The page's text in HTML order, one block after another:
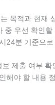
목적과 현재
중 우선 확인할
24분 기준으
제출 여부 확
해야 할 내용